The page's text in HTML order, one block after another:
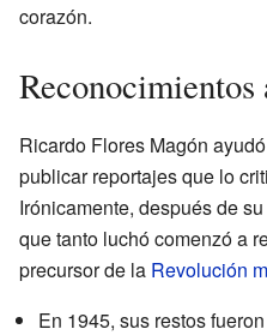
corazón.
Reconocimientos
Ricardo Flores Magón
publicar reportajes que lo
Irónicamente, después de
que tanto luchó comenzó a
precursor de la Revolución
En 1945, sus restos